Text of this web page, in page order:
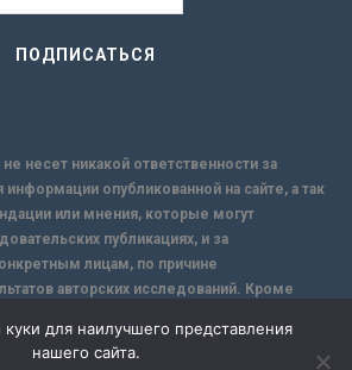
несет никакой ответственности за
опубликованной на сайте, а так
или мнения, которые могут
публикациях, и за
лицам, по причине
авторских исследований. Кроме
Сайт не несет ответственности за
через интернет.
для наилучшего представления
нашего сайта.